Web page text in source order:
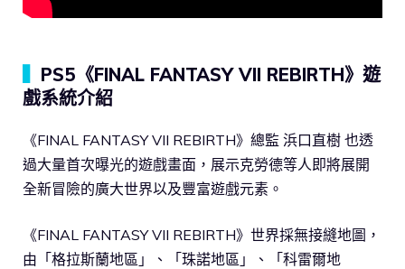
PS5《FINAL FANTASY VII REBIRTH》遊
戲系統介紹
《FINAL FANTASY VII REBIRTH》總監 浜口直樹 也透
過大量首次曝光的遊戲畫面，展示克勞德等人即將展開
全新冒險的廣大世界以及豐富遊戲元素。
《FINAL FANTASY VII REBIRTH》世界採無接縫地圖，
由「格拉斯蘭地區」、「珠諾地區」、「科雷爾地